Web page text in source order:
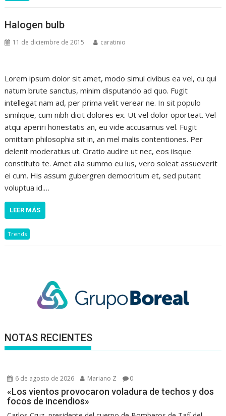
Halogen bulb
11 de diciembre de 2015 caratinio
Lorem ipsum dolor sit amet, modo simul civibus ea vel, cu qui
natum brute sanctus, minim disputando ad quo. Fugit
intellegat nam ad, per prima velit verear ne. In sit populo
similique, cum nibh dicit dolores ex. Ut vel dolor oporteat. Vel
atqui aperiri honestatis an, eu vide accusamus vel. Fugit
omittam philosophia sit in, an mel malis contentiones. Per
delenit moderatius ut. Oratio audire ut nec, eos iisque
constituto te. Amet alia summo eu ius, vero soleat assueverit
ei cum. His assum gubergren democritum et, sed putant
voluptua id.…
LEER MÁS
Trends
NOTAS RECIENTES
6 de agosto de 2026 Mariano Z 0
«Los vientos provocaron voladura de techos y dos
focos de incendios»